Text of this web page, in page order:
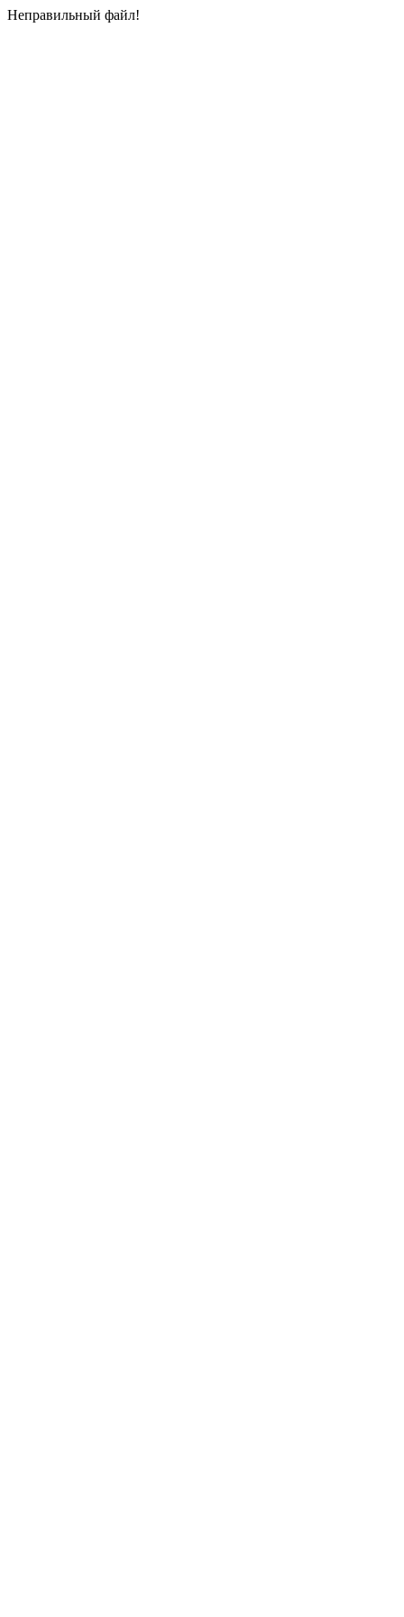
Неправильный файл!